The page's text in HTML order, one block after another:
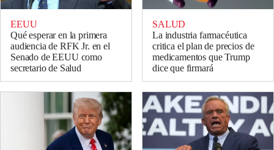
EEUU
Qué esperar en la primera
audiencia de RFK Jr. en el
Senado de EEUU como
secretario de Salud
SALUD
La industria farmacéutica
critica el plan de precios de
medicamentos que Trump
dice que firmará